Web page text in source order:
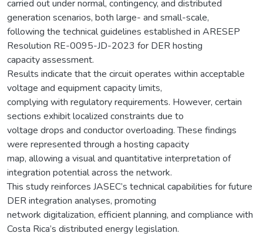
carried out under normal, contingency, and distributed
generation scenarios, both large- and small-scale,
following the technical guidelines established in ARESEP
Resolution RE-0095-JD-2023 for DER hosting
capacity assessment.
Results indicate that the circuit operates within acceptable
voltage and equipment capacity limits,
complying with regulatory requirements. However, certain
sections exhibit localized constraints due to
voltage drops and conductor overloading. These findings
were represented through a hosting capacity
map, allowing a visual and quantitative interpretation of
integration potential across the network.
This study reinforces JASEC’s technical capabilities for future
DER integration analyses, promoting
network digitalization, efficient planning, and compliance with
Costa Rica’s distributed energy legislation.